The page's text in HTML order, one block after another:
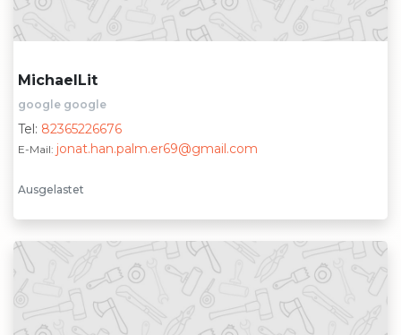
MichaelLit
google google
Tel: 82365226676
E-Mail: jonat.han.palm.er69@gmail.com
Ausgelastet